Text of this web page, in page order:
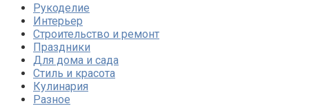
Рукоделие
Интерьер
Строительство и ремонт
Праздники
Для дома и сада
Стиль и красота
Кулинария
Разное